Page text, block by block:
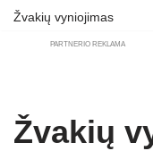
Žvakių vyniojimas
PARTNERIO REKLAMA
Žvakių